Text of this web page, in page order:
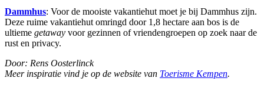
Dammhus: Voor de mooiste vakantiehut moet je bij Dammhus zijn.
Deze ruime vakantiehut omringd door 1,8 hectare aan bos is de
ultieme getaway voor gezinnen of vriendengroepen op zoek naar de
rust en privacy.
Door: Rens Oosterlinck
Meer inspiratie vind je op de website van Toerisme Kempen.